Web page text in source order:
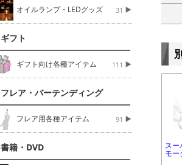
オイルランプ・LEDグッズ 31
ギフト
ギフト向け各種アイテム 111
フレア・バーテンディング
フレア用各種アイテム 91
書籍・DVD スー
モー